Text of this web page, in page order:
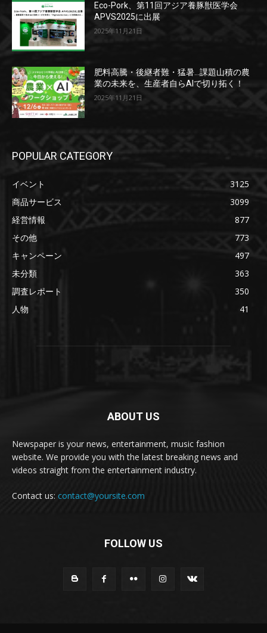
Eco-Pork、第11回アジア養豚獣医学会
APVS2025に出展
2025年11月21日
肥料高騰・後継者難・猛暑…課題山積の農
業の未来を、生産者自らAIで切り拓く！
2025年11月21日
POPULAR CATEGORY
イベント
3125
商品サービス
3099
経営情報
877
その他
773
キャンペーン
497
未分類
363
調査レポート
350
人物
41
ABOUT US
Newspaper is your news, entertainment, music fashion
website. We provide you with the latest breaking news and
videos straight from the entertainment industry.
Contact us: contact@yoursite.com
FOLLOW US